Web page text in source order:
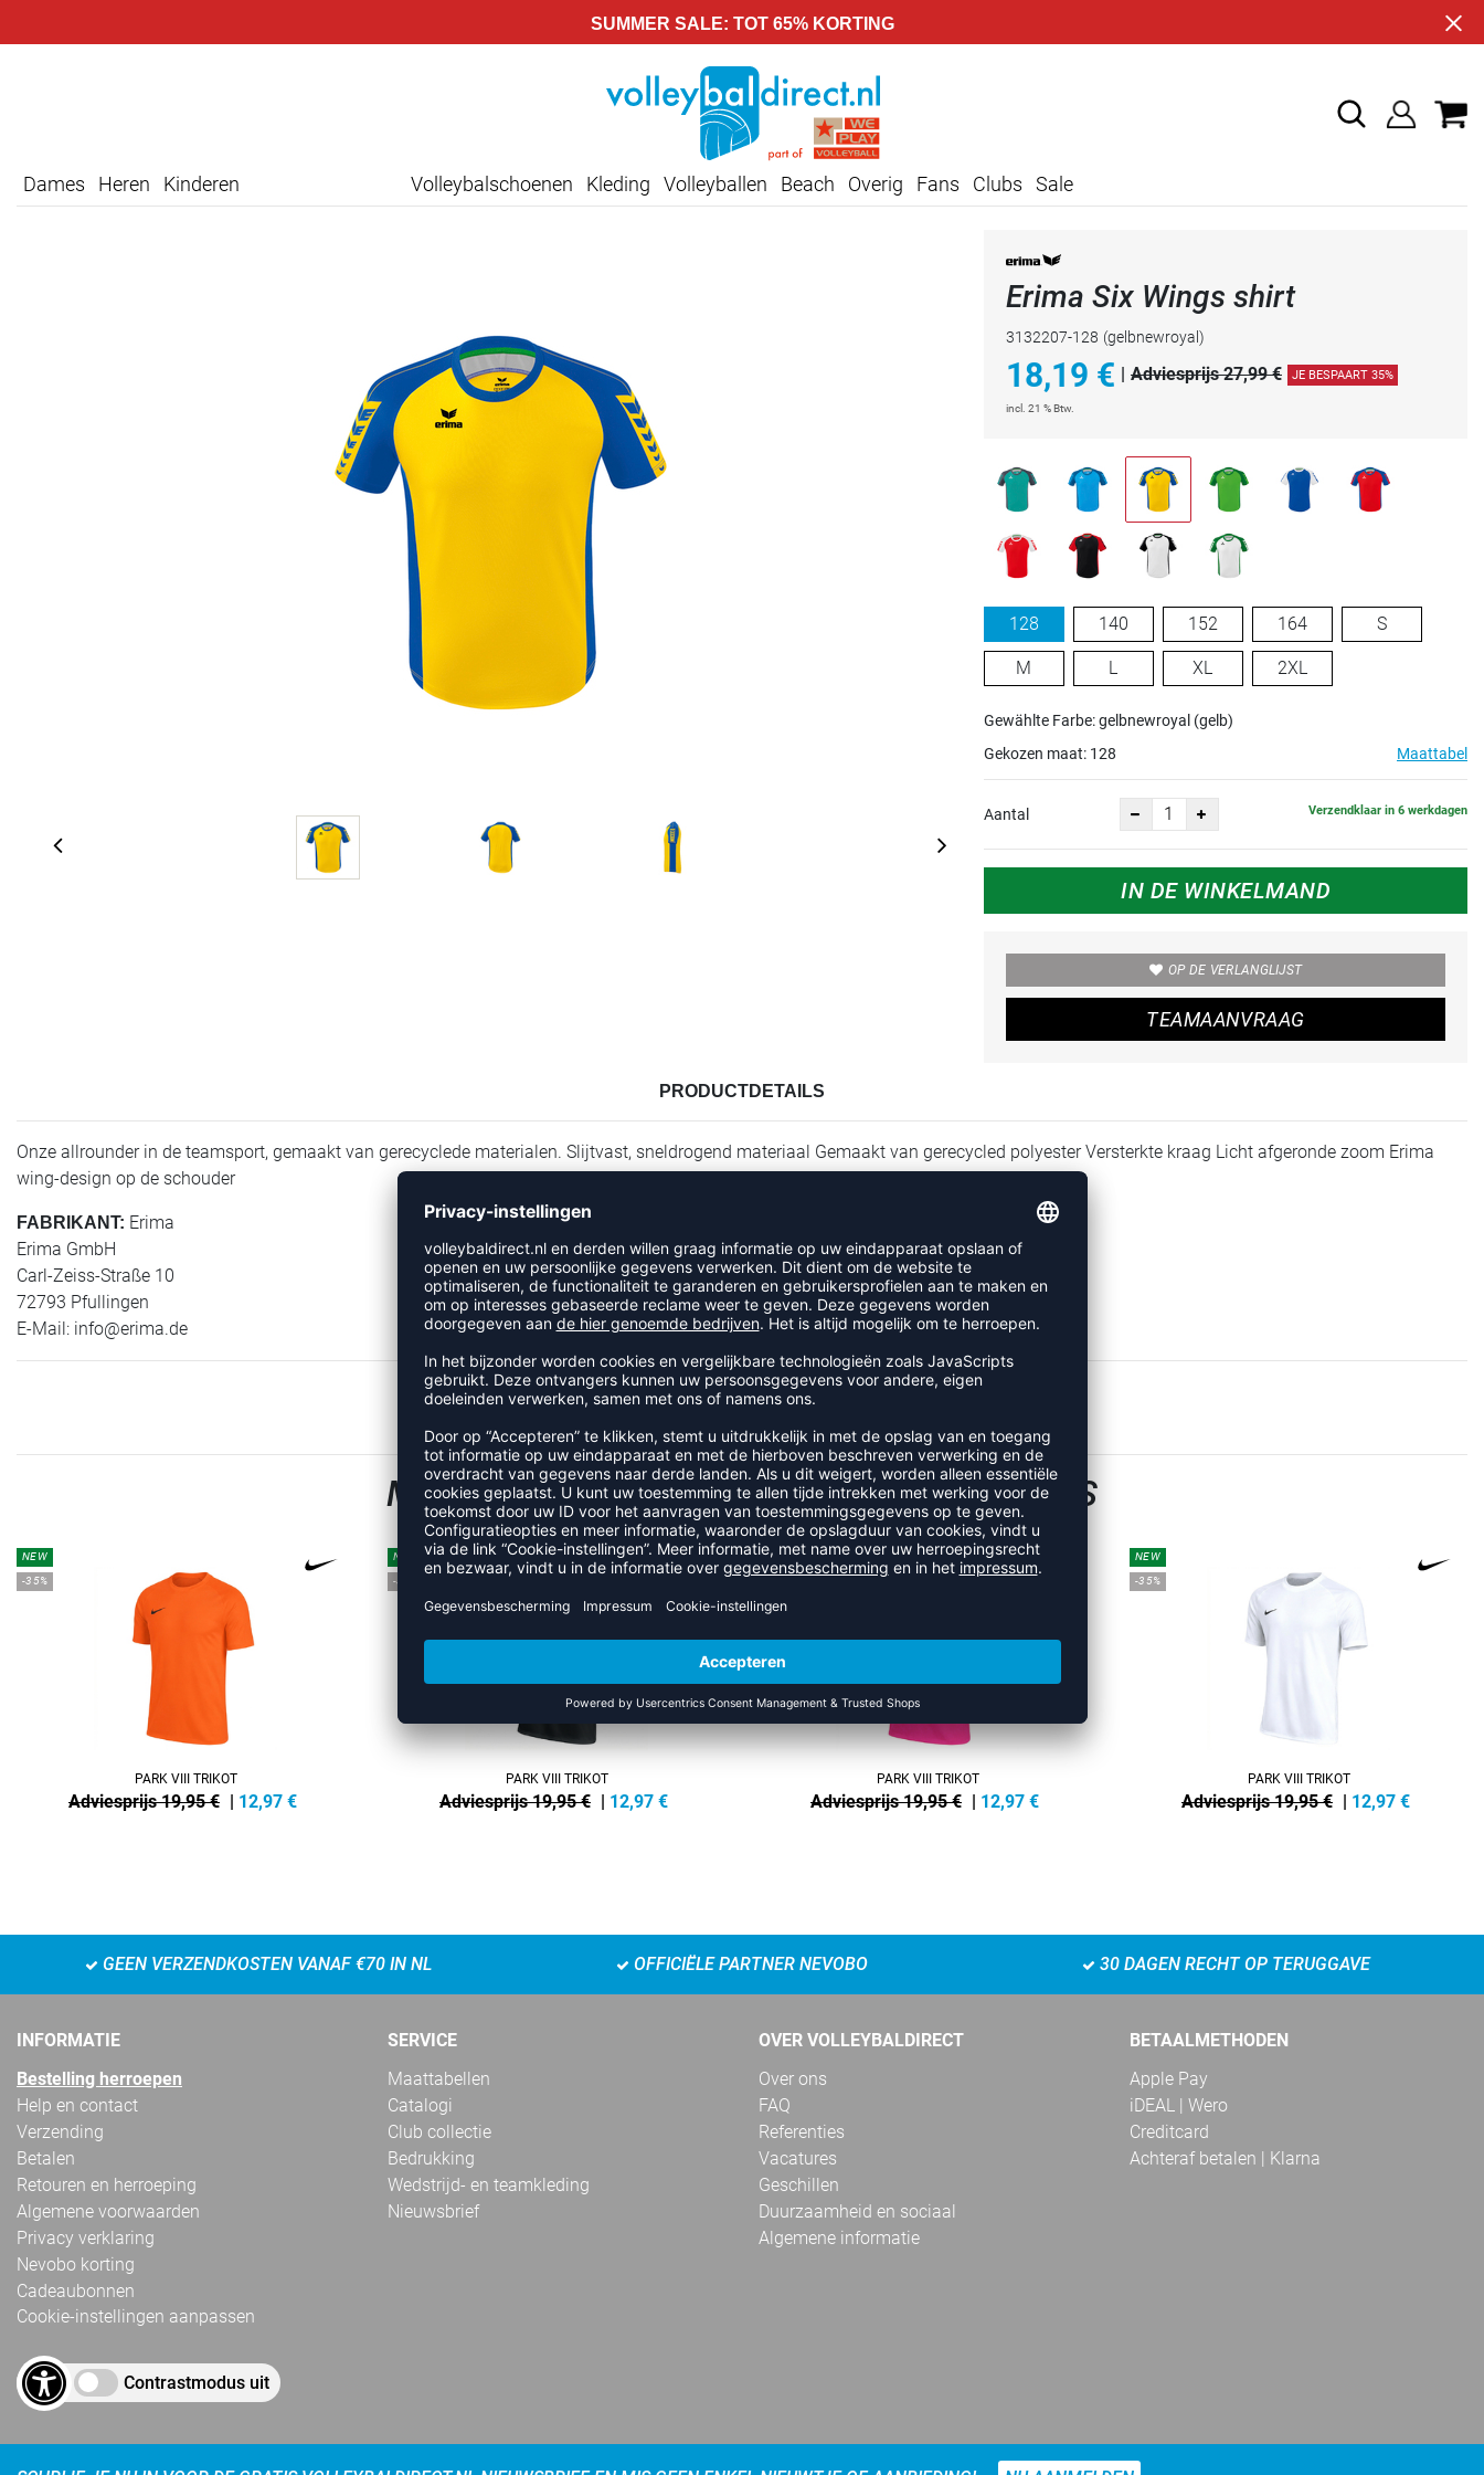
SUMMER SALE: TOT 65% KORTING
Dames Heren Kinderen Volleybalschoenen Kleding Volleyballen Beach Overig Fans Clubs Sale
Erima Six Wings shirt
3132207-128 (gelbnewroyal)
18,19 € Adviesprijs 27,99 € JE BESPAART 35%
incl. 21 % Btw.
128 140 152 164 S
M L XL 2XL
Gewählte Farbe: gelbnewroyal (gelb)
Gekozen maat: 128 Maattabel
Aantal Verzendklaar in 6 werkdagen
IN DE WINKELMAND
OP DE VERLANGLIJST
TEAMAANVRAAG
PRODUCTDETAILS
Onze allrounder in de teamsport, gemaakt van gerecyclede materialen. Slijtvast, sneldrogend materiaal Gemaakt van gerecycled polyester Versterkte kraag Licht afgeronde zoom Erima
wing-design op de schouder
FABRIKANT: Erima
Erima GmbH
Carl-Zeiss-Straße 10
72793 Pfullingen
E-Mail: info@erima.de
RECENT BEKEKEN
MEER UIT DE CATEGORIE VOLLEYBALSHIRTS
NEW
-35%
PARK VIII TRIKOT
Adviesprijs 19,95 € | 12,97 €
NEW
-35%
PARK VIII TRIKOT
Adviesprijs 19,95 € | 12,97 €
NEW
PARK VIII TRIKOT
Adviesprijs 19,95 € | 12,97 €
NEW
-35%
PARK VIII TRIKOT
Adviesprijs 19,95 € | 12,97 €
GEEN VERZENDKOSTEN VANAF €70 IN NL OFFICIËLE PARTNER NEVOBO 30 DAGEN RECHT OP TERUGGAVE
INFORMATIE
Bestelling herroepen
Help en contact
Verzending
Betalen
Retouren en herroeping
Algemene voorwaarden
Privacy verklaring
Nevobo korting
Cadeaubonnen
Cookie-instellingen aanpassen
Contrastmodus uit
SERVICE
Maattabellen
Catalogi
Club collectie
Bedrukking
Wedstrijd- en teamkleding
Nieuwsbrief
OVER VOLLEYBALDIRECT
Over ons
FAQ
Referenties
Vacatures
Geschillen
Duurzaamheid en sociaal
Algemene informatie
BETAALMETHODEN
Apple Pay
iDEAL | Wero
Creditcard
Achteraf betalen | Klarna